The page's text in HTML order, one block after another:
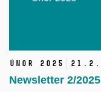
Únor 2025 21. 2.
Newsletter 2/2025